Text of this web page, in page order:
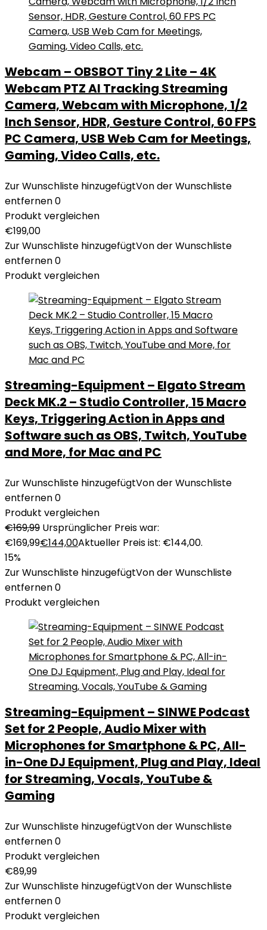
Webcam – OBSBOT Tiny 2 Lite – 4K
Webcam PTZ AI Tracking Streaming
Camera, Webcam with Microphone, 1/2
Inch Sensor, HDR, Gesture Control, 60 FPS
PC Camera, USB Web Cam for Meetings,
Gaming, Video Calls, etc.
Zur Wunschliste hinzugefügtVon der Wunschliste
entfernen0
Produkt vergleichen
€199,00
Zur Wunschliste hinzugefügtVon der Wunschliste
entfernen0
Produkt vergleichen
Streaming-Equipment – Elgato Stream
Deck MK.2 – Studio Controller, 15 Macro
Keys, Triggering Action in Apps and
Software such as OBS, Twitch, YouTube
and More, for Mac and PC
Zur Wunschliste hinzugefügtVon der Wunschliste
entfernen0
Produkt vergleichen
€169,99 Ursprünglicher Preis war:
€169,99€144,00Aktueller Preis ist: €144,00.
15%
Zur Wunschliste hinzugefügtVon der Wunschliste
entfernen0
Produkt vergleichen
Streaming-Equipment – SINWE Podcast
Set for 2 People, Audio Mixer with
Microphones for Smartphone & PC, All-
in-One DJ Equipment, Plug and Play, Ideal
for Streaming, Vocals, YouTube &
Gaming
Zur Wunschliste hinzugefügtVon der Wunschliste
entfernen0
Produkt vergleichen
€89,99
Zur Wunschliste hinzugefügtVon der Wunschliste
entfernen0
Produkt vergleichen